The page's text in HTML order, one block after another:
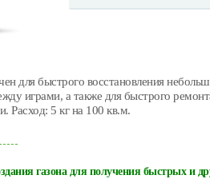
для быстрого восстановления
играми, а также для быстрого
Расход: 5 кг на 100 кв.м.
газона для получения быстрых и